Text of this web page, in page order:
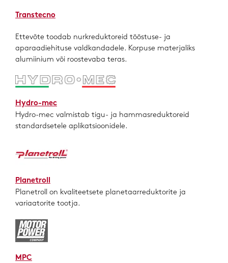
Transtecno
Ettevõte toodab nurkreduktoreid tööstuse- ja
aparaadiehituse valdkandadele. Korpuse materjaliks
alumiinium või roostevaba teras.
Hydro-mec
Hydro-mec valmistab tigu- ja hammasreduktoreid
standardsetele aplikatsioonidele.
Planetroll
Planetroll on kvaliteetsete planetaarreduktorite ja
variaatorite tootja.
MPC